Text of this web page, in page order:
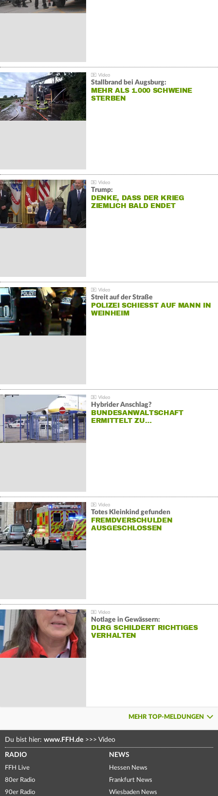
Stallbrand bei Augsburg:
MEHR ALS 1.000 SCHWEINE
STERBEN
Trump:
DENKE, DASS DER KRIEG
ZIEMLICH BALD ENDET
Streit auf der Straße
POLIZEI SCHIESST AUF MANN IN W
EINHEIM
Hybrider Anschlag?
BUNDESANWALTSCHAFT
ERMITTELT ZU…
Totes Kleinkind gefunden
FREMDVERSCHULDEN
AUSGESCHLOSSEN
Notlage in Gewässern:
DLRG SCHILDERT RICHTIGES
VERHALTEN
MEHR TOP-MELDUNGEN
Du bist hier: www.FFH.de >>> Video
RADIO
FFH Live
80er Radio
90er Radio
NEWS
Hessen News
Frankfurt News
Wiesbaden News